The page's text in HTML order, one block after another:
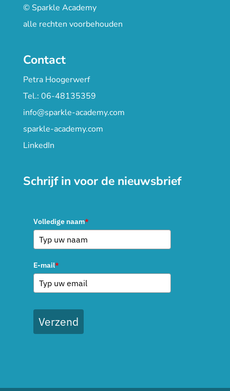
© Sparkle Academy
alle rechten voorbehouden
Contact
Petra Hoogerwerf
Tel.: 06-48135359
info@sparkle-academy.com
sparkle-academy.com
LinkedIn
Schrijf in voor de nieuwsbrief
Volledige naam*
E-mail*
Verzend